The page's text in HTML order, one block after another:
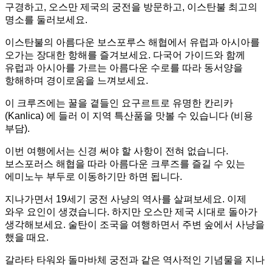
구경하고, 오스만 제국의 궁전을 방문하고, 이스탄불 최고의
명소를 둘러보세요.
이스탄불의 아름다운 보스포루스 해협에서 유럽과 아시아를
오가는 장대한 항해를 즐겨보세요. 다국어 가이드와 함께
유럽과 아시아를 가르는 아름다운 수로를 따라 동서양을
항해하며 경이로움을 느껴보세요.
이 크루즈에는 꿀을 곁들인 요구르트로 유명한 칸리카
(Kanlica) 에 들러 이 지역 특산품을 맛볼 수 있습니다 (비용
부담).
이번 여행에서는 신경 써야 할 사항이 전혀 없습니다.
보스포러스 해협을 따라 아름다운 크루즈를 즐길 수 있는
에미노누 부두로 이동하기만 하면 됩니다.
지나가면서 19세기 궁전 사냥의 역사를 살펴보세요. 이제
와우 요인이 생겼습니다. 하지만 오스만 제국 시대로 돌아가
생각해보세요. 술탄이 조국을 여행하면서 주변 숲에서 사냥을
했을 때요.
갈라타 타워와 돌마바체 궁전과 같은 역사적인 기념물을 지나